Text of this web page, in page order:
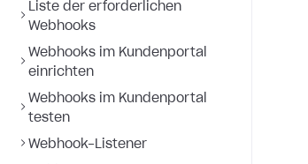
Liste der erforderlichen
Webhooks
Webhooks im Kundenportal
einrichten
Webhooks im Kundenportal
testen
Webhook-Listener